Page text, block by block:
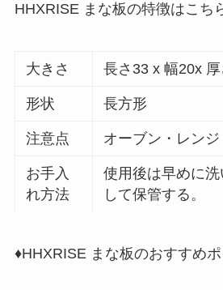
HHXRISE まな板の特徴はこち
大きさ 長さ33 x 幅20x
形状 長方形
注意点 オーブン・レン
お手入
れ方法
使用後は早めに
して保管する。
♦HHXRISE まな板のおすすめ